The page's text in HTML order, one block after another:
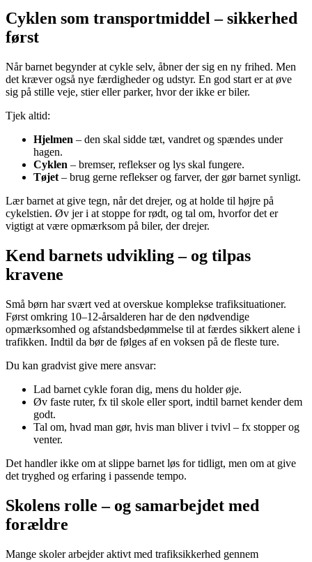
Cyklen som transportmiddel – sikkerhed
først
Når barnet begynder at cykle selv, åbner der sig en ny frihed. Men
det kræver også nye færdigheder og udstyr. En god start er at øve
sig på stille veje, stier eller parker, hvor der ikke er biler.
Tjek altid:
Hjelmen – den skal sidde tæt, vandret og spændes under
hagen.
Cyklen – bremser, reflekser og lys skal fungere.
Tøjet – brug gerne reflekser og farver, der gør barnet synligt.
Lær barnet at give tegn, når det drejer, og at holde til højre på
cykelstien. Øv jer i at stoppe for rødt, og tal om, hvorfor det er
vigtigt at være opmærksom på biler, der drejer.
Kend barnets udvikling – og tilpas
kravene
Små børn har svært ved at overskue komplekse trafiksituationer.
Først omkring 10–12-årsalderen har de den nødvendige
opmærksomhed og afstandsbedømmelse til at færdes sikkert alene i
trafikken. Indtil da bør de følges af en voksen på de fleste ture.
Du kan gradvist give mere ansvar:
Lad barnet cykle foran dig, mens du holder øje.
Øv faste ruter, fx til skole eller sport, indtil barnet kender dem
godt.
Tal om, hvad man gør, hvis man bliver i tvivl – fx stopper og
venter.
Det handler ikke om at slippe barnet løs for tidligt, men om at give
det tryghed og erfaring i passende tempo.
Skolens rolle – og samarbejdet med
forældre
Mange skoler arbejder aktivt med trafiksikkerhed gennem